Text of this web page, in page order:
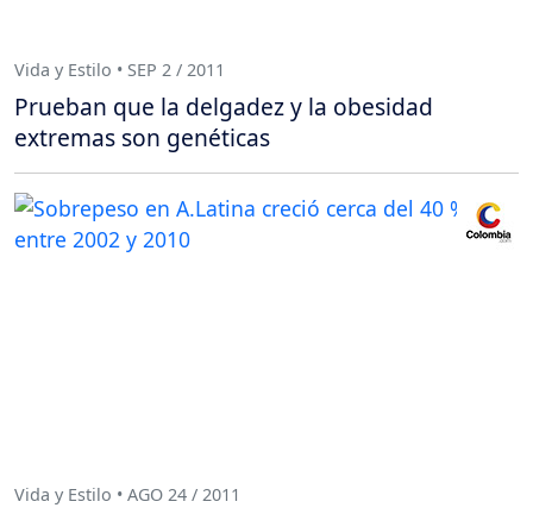
Vida y Estilo • SEP 2 / 2011
Prueban que la delgadez y la obesidad
extremas son genéticas
Vida y Estilo • AGO 24 / 2011